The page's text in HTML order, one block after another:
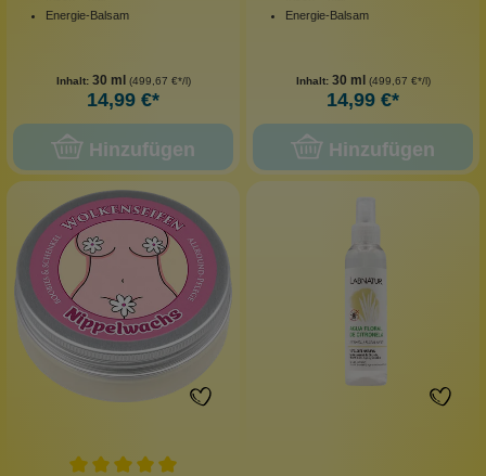
Energie-Balsam
Inhalt: 30 ml (499,67 €*/l)
14,99 €*
Hinzufügen
Energie-Balsam
Inhalt: 30 ml (499,67 €*/l)
14,99 €*
Hinzufügen